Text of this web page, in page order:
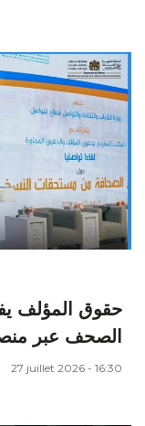
حقوق المؤلف
الصحف عبر
27 juillet 2026 - 16:30